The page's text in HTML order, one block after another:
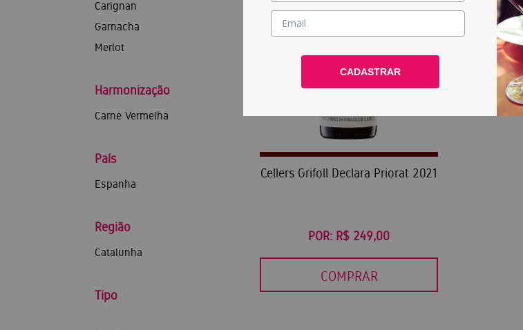
Carignan
Garnacha
Merlot
Harmonização
Carne Vermelha
País
Espanha
Região
Catalunha
Tipo
Cellers Grifoll Declara Priorat 2021
POR: R$ 249,00
COMPRAR
CADASTRAR